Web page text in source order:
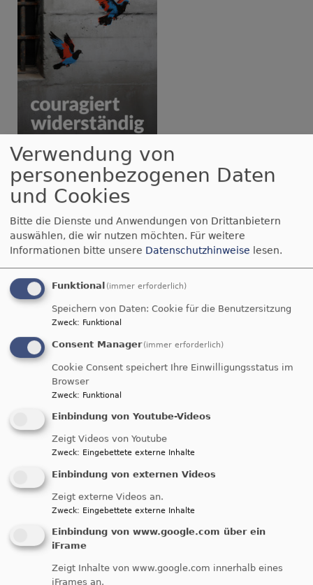
Bildrechte Ökumenische FriedensDekade
Jahresmotto„couragiert widerständig“
vonOlaf Warburgein starkes Zeichen für
Freiheit: Zwei Friedenstauben durchbrechen
Gitterstäbe als Symbol für den Ausbruch aus der
Logik von Angst und Gewalt
seinemLeitimpulsordnet Vorstand
Gildemeister das Motto als notwendigen
Widerstand gegen wachsende Militarisierung und
Aufrüstung ein.DerTextfordert dazu auf, das
eigene Gewissen zu schärfen, aktiv für
Menschenrechte einzutreten und gewaltfreie
Alternativen zur „Kriegstüchtigkeit“ zu
. Damit schlägt die FriedensDekade 2026
eine Brücke zu mutigen Widerstandsbewegungen
weltweit.
"Die Welt in Unordnung -
Gerechter Friede im Blick"
Evangelischen
Verwendung von
personenbezogenen Daten
und Cookies
Bitte die Dienste und Anwendungen von Drittanbietern
auswählen, die wir nutzen möchten. Für weitere
Informationen bitte unsere Datenschutzhinweise lesen.
Funktional (immer erforderlich)
Speichern von Daten: Cookie für die Benutzersitzung
Zweck: Funktional
Consent Manager (immer erforderlich)
Cookie Consent speichert Ihre Einwilligungsstatus im
Browser
Zweck: Funktional
Einbindung von Youtube-Videos
Zeigt Videos von Youtube
Zweck: Eingebettete externe Inhalte
Einbindung von externen Videos
Zeigt externe Videos an.
Zweck: Eingebettete externe Inhalte
Einbindung von www.google.com über ein
iFrame
Zeigt Inhalte von www.google.com innerhalb eines
iFrames an.